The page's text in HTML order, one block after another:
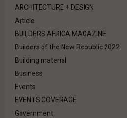
ARCHITECTURE + DESIGN
Article
BUILDERS AFRICA MAGAZINE
Builders of the New Republic 2022
Building material
Business
Events
EVENTS COVERAGE
Government